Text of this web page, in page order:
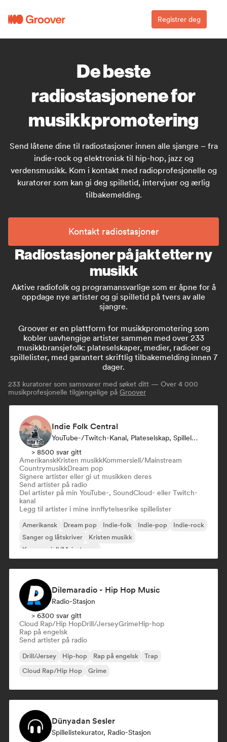
Registrer deg
De beste
radiostasjonene for
musikkpromotering
Send låtene dine til radiostasjoner innen alle sjangre – fra
indie-rock og elektronisk til hip-hop, jazz og
verdensmusikk. Kom i kontakt med radioprofesjonelle og
kuratorer som kan gi deg spilletid, intervjuer og ærlig
tilbakemelding.
Kontakt radiostasjoner
Radiostasjoner på jakt etter ny
musikk
Aktive radiofolk og programansvarlige som er åpne for å
oppdage nye artister og gi spilletid på tvers av alle
sjangre.
Groover er en plattform for musikkpromotering som
kobler uavhengige artister sammen med over 233
musikkbransjefolk: plateselskaper, medier, radioer og
spillelister, med garantert skriftlig tilbakemelding innen 7
dager.
233 kuratorer som samsvarer med søket ditt — Over 4 000
musikprofesjonelle tilgjengelige på Groover
Indie Folk Central
YouTube-/Twitch-Kanal, Plateselskap, Spillelistekurator, Radio-Stasjon
> 8500 svar gitt
AmerikanskKristen musikkKommersiell/Mainstream
CountrymusikkDream pop
Signere artister eller gi ut musikken deres
Send artister på radio
Del artister på min YouTube-, SoundCloud- eller Twitch-
kanal
Legg til artister i mine innflytelsesrike spillelister
Amerikansk Dream pop Indie-folk Indie-pop
Indie-rock
Sanger og låtskriver
Kristen musikk
Kommersiell/Mainstream
Dilemaradio - Hip Hop Music
Radio-Stasjon
> 6300 svar gitt
Cloud Rap/Hip HopDrill/JerseyGrimeHip-hop
Rap på engelsk
Send artister på radio
Drill/Jersey Hip-hop Rap på engelsk
Trap
Cloud Rap/Hip Hop
Grime
Dünyadan Sesler
Spillelistekurator, Radio-Stasjon